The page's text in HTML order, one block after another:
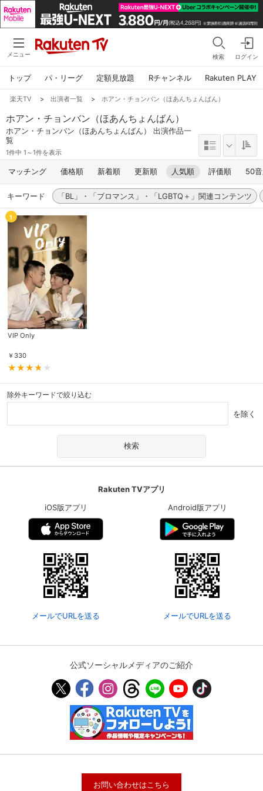
メニュー 検索 ログイン
トップ パ・リーグ 定額見放題 Rチャンネル Rakuten PLAY
楽天TV > 出演者一覧 > ホアン・チョンバン（ほあんちょんばん）
ホアン・チョンバン（ほあんちょんばん）
ホアン・チョンバン（ほあんちょんばん） 出演作品一
覧
1件中 1～1件を表示
マッチング 価格順 新着順 更新順 人気順 評価順 50
キーワード 「BL」・「ブロマンス」・「LGBTQ＋」関連コンテンツ
1
VIP Only
￥ 330
除外キーワードで絞り込む
を除く
Rakuten TVアプリ
iOS版アプリ
メールでURLを送る
Android版アプリ
メールでURLを送る
公式ソーシャルメディアのご紹介
お問い合わせはこちら